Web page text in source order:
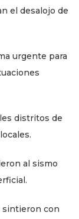
el desalojo de
urgente para
distritos de
al sismo
sintieron con